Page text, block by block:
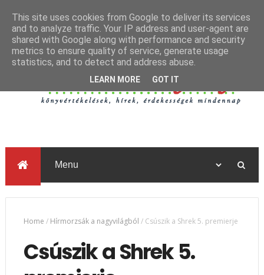
Home / Hírmorzsák a nagyvilágból / Csúszik a Shrek 5. premierje
Csúszik a Shrek 5.
This site uses cookies from Google to deliver its services
and to analyze traffic. Your IP address and user-agent are
shared with Google along with performance and security
metrics to ensure quality of service, generate usage
statistics, and to detect and address abuse.
LEARN MORE GOT IT